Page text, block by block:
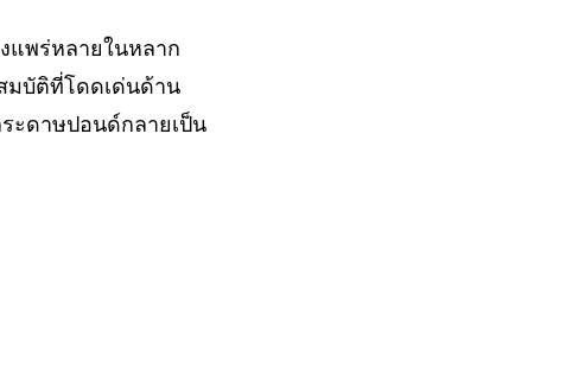
แพร่หลายในหลาก
มบัติที่โดดเด่นด้าน
ะดาษปอนด์กลายเป็น